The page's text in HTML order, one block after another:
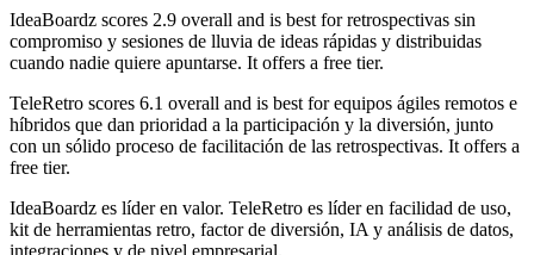
IdeaBoardz scores 2.9 overall and is best for retrospectivas sin
compromiso y sesiones de lluvia de ideas rápidas y distribuidas
cuando nadie quiere apuntarse. It offers a free tier.
TeleRetro scores 6.1 overall and is best for equipos ágiles remotos e
híbridos que dan prioridad a la participación y la diversión, junto
con un sólido proceso de facilitación de las retrospectivas. It offers a
free tier.
IdeaBoardz es líder en valor. TeleRetro es líder en facilidad de uso,
kit de herramientas retro, factor de diversión, IA y análisis de datos,